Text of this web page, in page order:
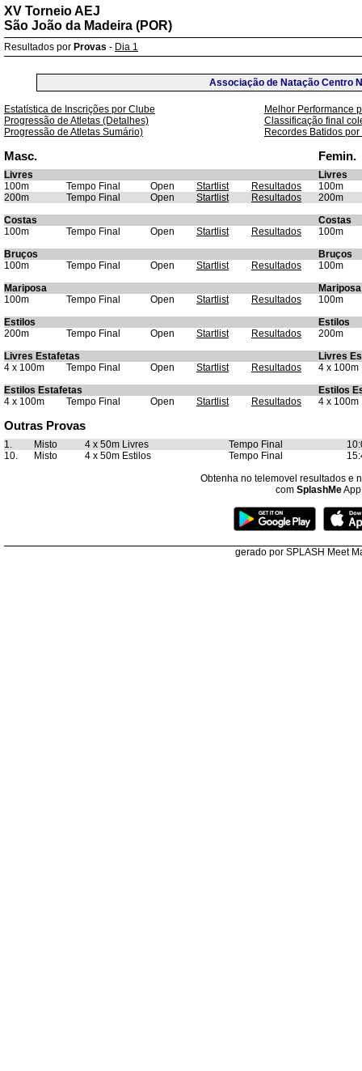
XV Torneio AEJ
São João da Madeira (POR)
Resultados por Provas - Dia 1
Associação de Natação Centro
Estatística de Inscrições por Clube
Melhor Performance
Progressão de Atletas (Detalhes)
Classificação final
Progressão de Atletas Sumário)
Recordes Batidos por
Masc. Femin.
Livres
Livres
100m
Tempo Final Open Startlist Resultados
100m
200m
Tempo Final Open Startlist Resultados
200m
Costas
Costas
100m
Tempo Final Open Startlist Resultados
100m
Bruços
Bruços
100m
Tempo Final Open Startlist Resultados
100m
Mariposa
Mariposa
100m
Tempo Final Open Startlist Resultados
100m
Estilos
Estilos
200m
Tempo Final Open Startlist Resultados
200m
Livres Estafetas
Livres
4 x 100m
Tempo Final Open Startlist Resultados
4 x 100m
Estilos Estafetas
Estilos
4 x 100m
Tempo Final Open Startlist Resultados 4 x 100m
Outras Provas
1. Misto 4 x 50m Livres Tempo Final
10.
Misto 4 x 50m Estilos Tempo Final
Obtenha no telemovel resultados e
com SplashMe
gerado por SPLASH Meet